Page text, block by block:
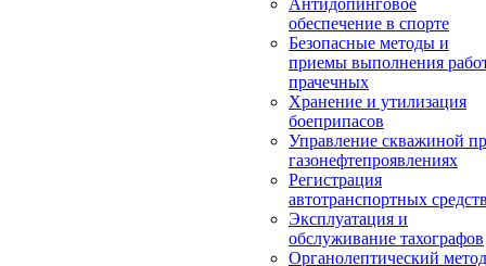
Антидопинговое
обеспечение в спорте
Безопасные методы и
приемы выполнения
прачечных
Хранение и утилизация
боеприпасов
Управление скважиной
газонефтепроявлениях
Регистрация
автотранспортных
Эксплуатация и
обслуживание тахографов
Органолептический метод